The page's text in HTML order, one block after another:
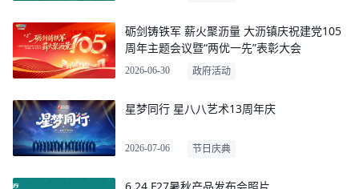
砺剑铸铁军 薪火聚沥量 大沥镇庆祝建党105
周年主题会议暨“两优一先”表彰大会
2026-06-30 政府活动
星梦同行 星八八艺术13周年庆
2026-07-06 节日庆典
6.24 F27暑秋产品发布会照片